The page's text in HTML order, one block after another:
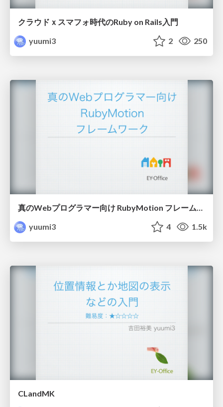
クラウドｘスマフォ時代のRuby on Rails入門
yuumi3
2 250
真のWebプログラマー向け RubyMotion フレームワーク
yuumi3
4 1.5k
CLandMK